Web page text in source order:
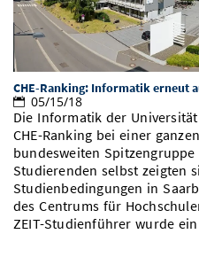
CHE-Ranking: Informatik erneut
05/15/18
Die Informatik der
CHE-Ranking bei einer
bundesweiten
Studierenden selbst zeigten
Studienbedingungen in
des Centrums für
ZEIT-Studienführer wurde